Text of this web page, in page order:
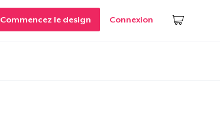
Commencez le design Connexion